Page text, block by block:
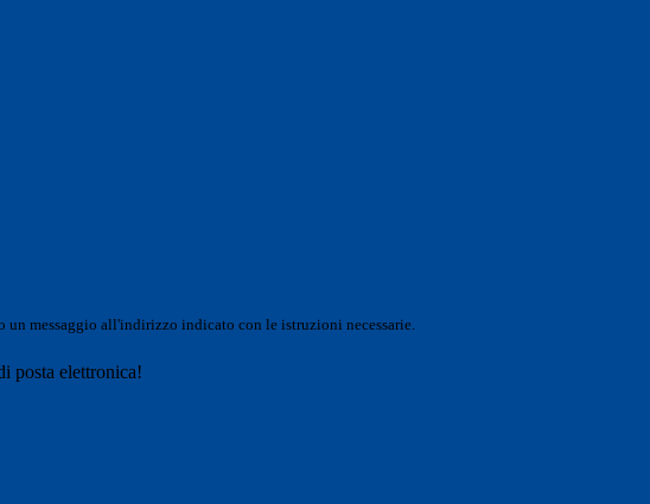
un messaggio all'indirizzo indicato con le istruzioni necessarie.
posta elettronica!